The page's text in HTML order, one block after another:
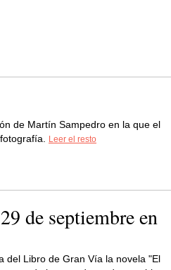
de Martín Sampedro en la que el
Leer el resto
de septiembre en
del Libro de Gran Vía la novela "El